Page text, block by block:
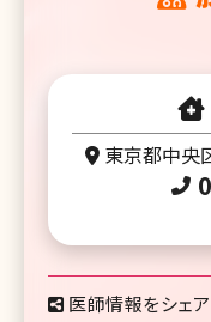
東京都中央
医師情報をシェア